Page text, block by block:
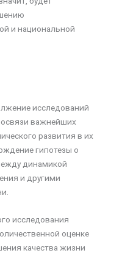
и национальной
исследований
важнейших
развития в их
гипотезы о
динамикой
и другими
исследования
оценке
качества жизни